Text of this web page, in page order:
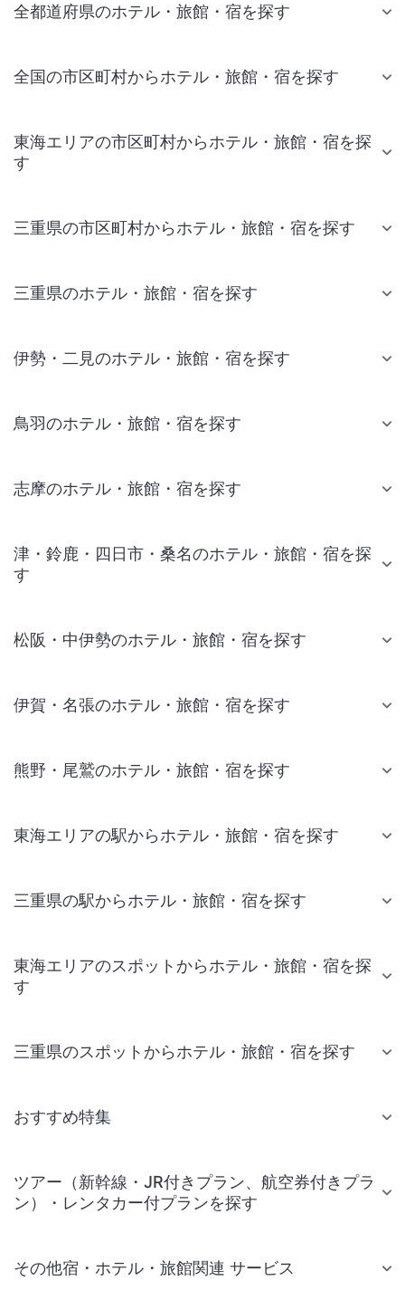
全都道府県のホテル・旅館・宿を探す
全国の市区町村からホテル・旅館・宿を探す
東海エリアの市区町村からホテル・旅館・宿を探
す
三重県の市区町村からホテル・旅館・宿を探す
三重県のホテル・旅館・宿を探す
伊勢・二見のホテル・旅館・宿を探す
鳥羽のホテル・旅館・宿を探す
志摩のホテル・旅館・宿を探す
津・鈴鹿・四日市・桑名のホテル・旅館・宿を探
す
松阪・中伊勢のホテル・旅館・宿を探す
伊賀・名張のホテル・旅館・宿を探す
熊野・尾鷲のホテル・旅館・宿を探す
東海エリアの駅からホテル・旅館・宿を探す
三重県の駅からホテル・旅館・宿を探す
東海エリアのスポットからホテル・旅館・宿を探
す
三重県のスポットからホテル・旅館・宿を探す
おすすめ特集
ツアー（新幹線・JR付きプラン、航空券付きプラ
ン）・レンタカー付プランを探す
その他宿・ホテル・旅館関連 サービス